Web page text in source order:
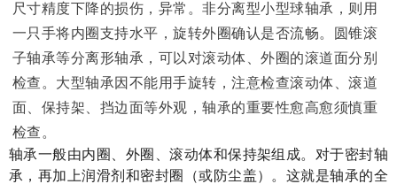
尺寸精度下降的损伤，异常。非分离型小型球轴承，则用
一只手将内圈支持水平，旋转外圈确认是否流畅。圆锥滚
子轴承等分离形轴承，可以对滚动体、外圈的滚道面分别
检查。大型轴承因不能用手旋转，注意检查滚动体、滚道
面、保持架、挡边面等外观，轴承的重要性愈高愈须慎重
检查。
轴承一般由内圈、外圈、滚动体和保持架组成。对于密封轴
承，再加上润滑剂和密封圈（或防尘盖）。这就是轴承的全